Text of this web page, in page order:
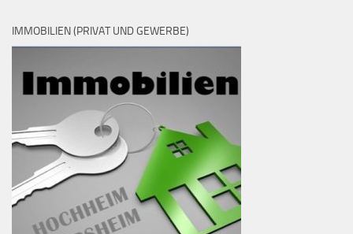
IMMOBILIEN (PRIVAT UND GEWERBE)